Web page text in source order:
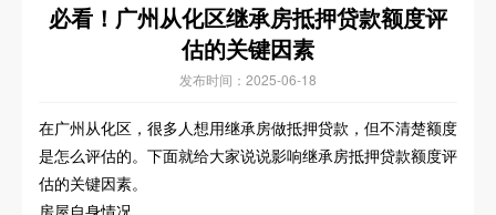
必看！广州从化区继承房抵押贷款额度评
估的关键因素
发布时间：2025-06-18
在广州从化区，很多人想用继承房做抵押贷款，但不清楚额度
是怎么评估的。下面就给大家说说影响继承房抵押贷款额度评
估的关键因素。